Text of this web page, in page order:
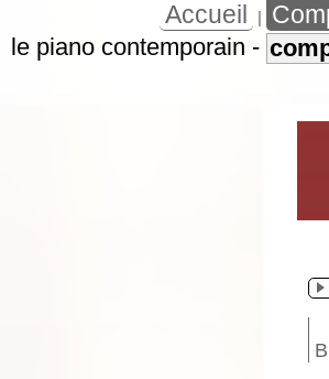
Accueil
le piano contemporain -